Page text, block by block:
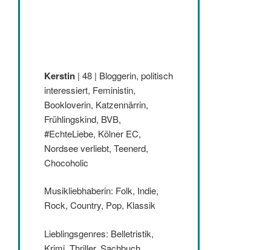
Kerstin | 48 | Bloggerin, politisch
interessiert, Feministin,
Bookloverin, Katzennärrin,
Frühlingskind, BVB,
#EchteLiebe, Kölner EC,
Nordsee verliebt, Teenerd,
Chocoholic
Musikliebhaberin: Folk, Indie,
Rock, Country, Pop, Klassik
Lieblingsgenres: Belletristik,